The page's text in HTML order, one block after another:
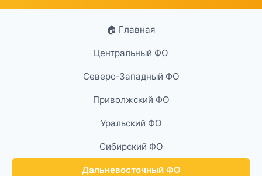
🏠 Главная
Центральный ФО
Северо-Западный ФО
Приволжский ФО
Уральский ФО
Сибирский ФО
Дальневосточный ФО